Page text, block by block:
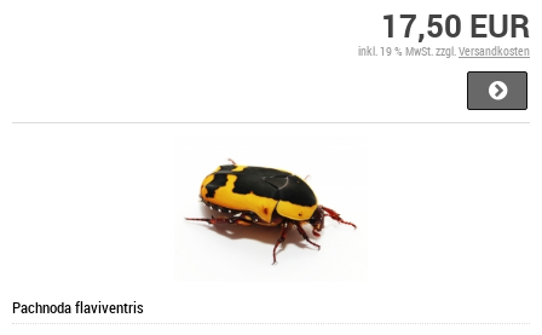
17,50 EUR
inkl. 19 % MwSt. zzgl. Versandkosten
Pachnoda flaviventris